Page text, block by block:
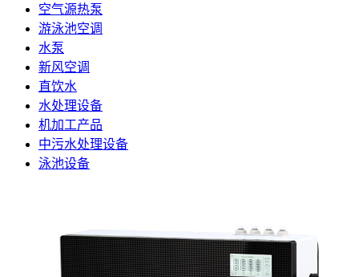
空气源热泵
游泳池空调
水泵
新风空调
直饮水
水处理设备
机加工产品
中污水处理设备
泳池设备